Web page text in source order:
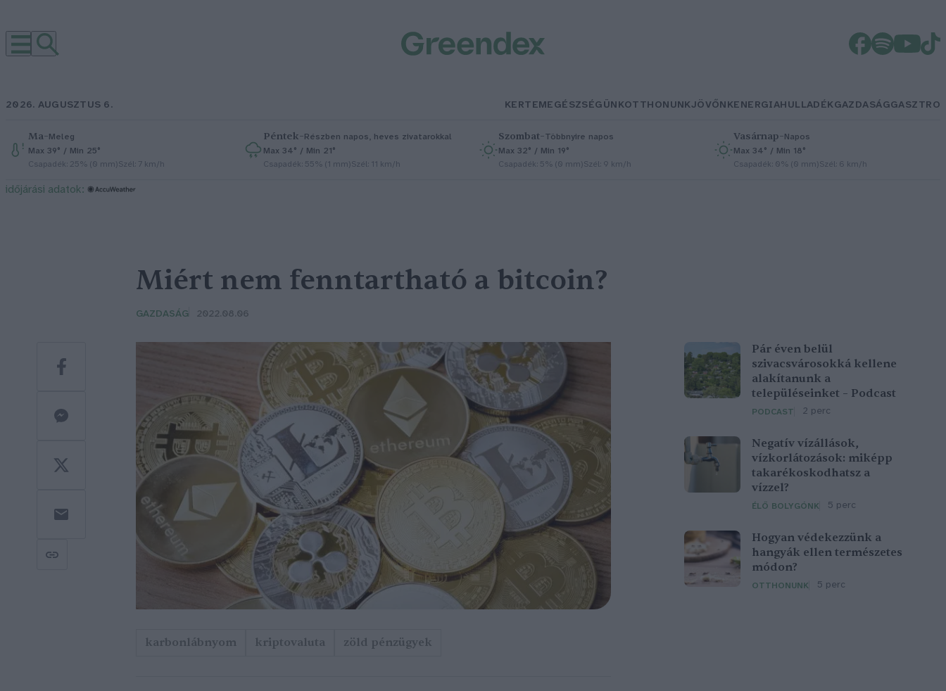
2026. AUGUSZTUS 6. KERTEMEGÉSZSÉGÜNKOTTHONUNKJÖVŐNKENERGIAHULLADÉKGAZDASÁGGASZTRO
Ma–Meleg
Max 39° / Min 25°
Csapadék: 25% (0 mm)Szél: 7 km/h
Péntek–Részben napos, heves zivatarokkal
Max 34° / Min 21°
Csapadék: 55% (1 mm)Szél: 11 km/h
Szombat–Többnyire napos
Max 32° / Min 19°
Csapadék: 5% (0 mm)Szél: 9 km/h
Vasárnap–Napos
Max 34° / Min 18°
Csapadék: 0% (0 mm)Szél: 6 km/h
időjárási adatok:
Pár éven belül
szivacsvárosokká kellene
alakítanunk a
településeinket – Podcast
PODCAST 2 perc
Negatív vízállások,
vízkorlátozások: miképp
takarékoskodhatsz a
vízzel?
ÉLŐ BOLYGÓNK 5 perc
Hogyan védekezzünk a
hangyák ellen természetes
módon?
OTTHONUNK 5 perc
Miért nem fenntartható a bitcoin?
GAZDASÁG 2022.08.06
karbonlábnyom kriptovaluta zöld pénzügyek